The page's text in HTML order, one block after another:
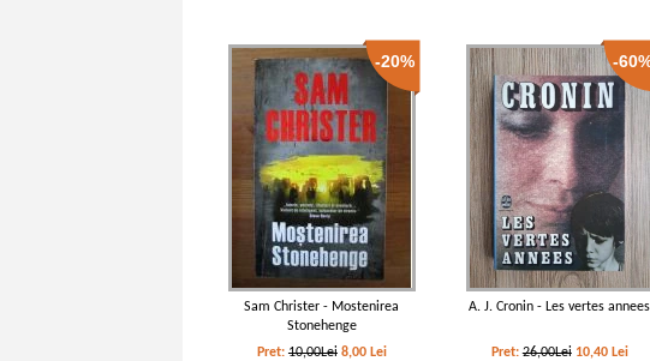
-20%
Sam Christer - Mostenirea
Stonehenge
Pret: 10,00Lei 8,00 Lei
-
A. J. Cronin - Les vertes annees
Pret:26,00Lei 10,40 Lei